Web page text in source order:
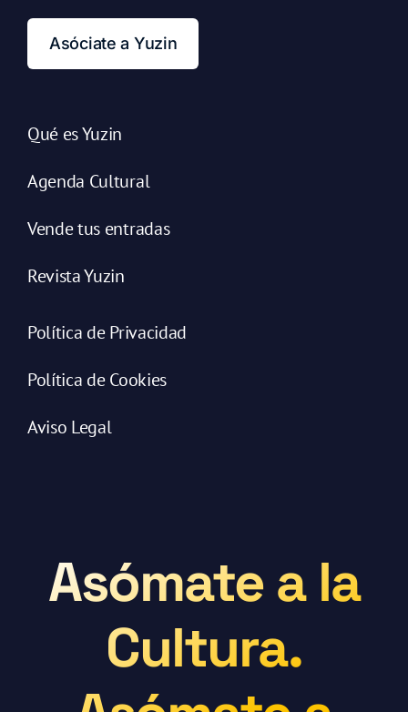
Asóciate a Yuzin
Qué es Yuzin
Agenda Cultural
Vende tus entradas
Revista Yuzin
Política de Privacidad
Política de Cookies
Aviso Legal
Asómate a la
Cultura.